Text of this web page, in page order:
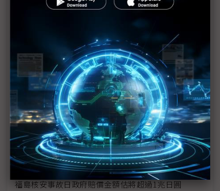
福島核電廠危機對世界的啟示
日本核災變未來影響難估 對全球經濟前景不宜太過
核能發電需以整體面向考量
東電不排除福島第1核電廠6座反應爐恐全廢的可能性
日本處理福島核危機有進展 食物卻爆輻射問題
福島核電廠反應爐供電恢復正常 唯隱憂仍存
日本擴大農作禁售範圍
福島核安事故日政府賠償金額估將超過1兆日圓